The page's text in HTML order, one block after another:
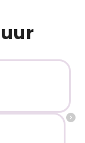
uur